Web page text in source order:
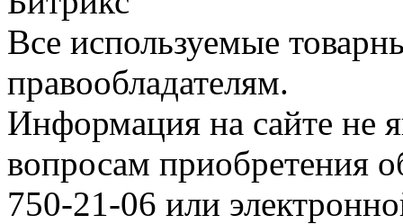
Все используемые
правообладателям.
Информация на сайте не
вопросам приобретения
750-21-06 или